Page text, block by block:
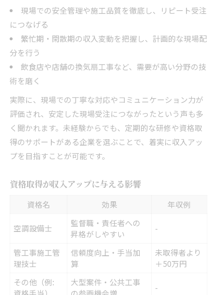
現場での安全管理や施工品質を徹底し、リピート受注
につなげる
繁忙期・閑散期の収入変動を把握し、計画的な現場配
分を行う
飲食店や店舗の換気扇工事など、需要が高い分野の技
術を磨く
実際に、現場での丁寧な対応やコミュニケーション力が
評価され、安定した現場受注につながったという声も多
く聞かれます。未経験からでも、定期的な研修や資格取
得のサポートがある企業を選ぶことで、着実に収入アッ
プを目指すことが可能です。
資格取得が収入アップに与える影響
資格名 効果 年収例
空調設備士
監督職・責任者への
昇格がしやすい
-
管工事施工管
理技士
信頼度向上・手当加
算
未取得者より
＋50万円
その他（例:
大型案件・公共工事
-